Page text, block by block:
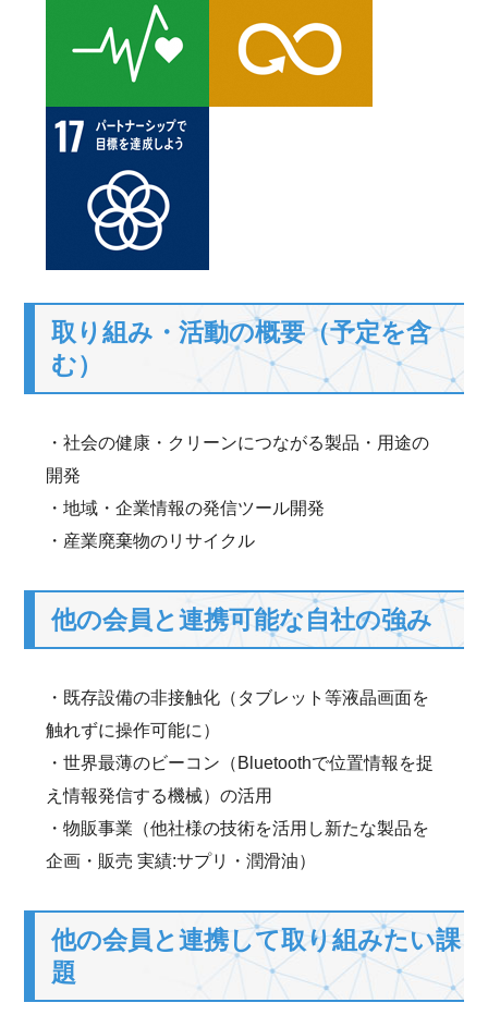
取り組み・活動の概要（予定を含
む）
・社会の健康・クリーンにつながる製品・用途の
開発
・地域・企業情報の発信ツール開発
・産業廃棄物のリサイクル
他の会員と連携可能な自社の強み
・既存設備の非接触化（タブレット等液晶画面を
触れずに操作可能に）
・世界最薄のビーコン（Bluetoothで位置情報を捉
え情報発信する機械）の活用
・物販事業（他社様の技術を活用し新たな製品を
企画・販売 実績:サプリ・潤滑油）
他の会員と連携して取り組みたい課
題